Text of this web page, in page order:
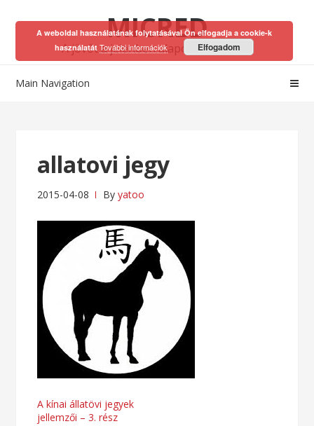
to
navigation
to
content
MICRED
A jövőt a jelenben alapozhatod meg!
Main Navigation
allatovi jegy
2015-04-08 Byyatoo
Bejegyzés
A kínai állatövi jegyek
jellemzői – 3. rész
A weboldal használatának folytatásával Ön elfogadja a cookie-k
használatátTovábbi információk Elfogadom